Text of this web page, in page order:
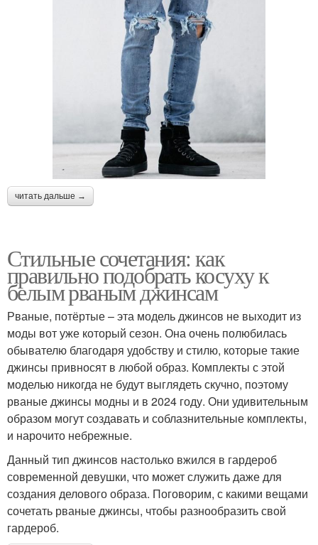
читать дальше →
Стильные сочетания: как
правильно подобрать косуху к
белым рваным джинсам
Рваные, потёртые – эта модель джинсов не выходит из
моды вот уже который сезон. Она очень полюбилась
обывателю благодаря удобству и стилю, которые такие
джинсы привносят в любой образ. Комплекты с этой
моделью никогда не будут выглядеть скучно, поэтому
рваные джинсы модны и в 2024 году. Они удивительным
образом могут создавать и соблазнительные комплекты,
и нарочито небрежные.
Данный тип джинсов настолько вжился в гардероб
современной девушки, что может служить даже для
создания делового образа. Поговорим, с какими вещами
сочетать рваные джинсы, чтобы разнообразить свой
гардероб.